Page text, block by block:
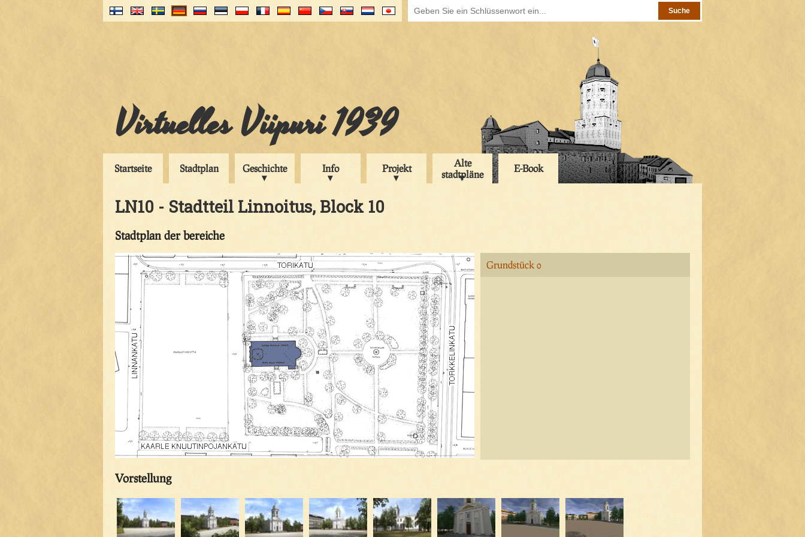
Virtuelles Viipuri 1939
Startseite Stadtplan Geschichte Info Projekt
Alte
stadtpläne
E-Book
LN10 - Stadtteil Linnoitus, Block 10
Stadtplan der bereiche
Grundstück 0
Vorstellung